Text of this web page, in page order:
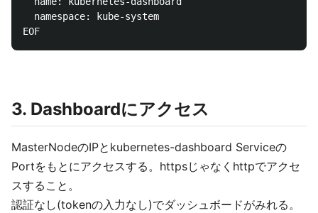
  namespace: kube-system
3. Dashboardにアクセス
MasterNodeのIPとkubernetes-dashboard Serviceの
Portをもとにアクセスする。httpsじゃなくhttpでアクセ
スすること。
認証なし(tokenの入力なし)でダッシュボードがみれる。